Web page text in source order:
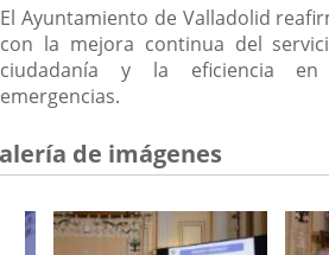
El Ayuntamiento de Valladolid
con la mejora continua del
ciudadanía y la eficiencia
emergencias.
de imágenes